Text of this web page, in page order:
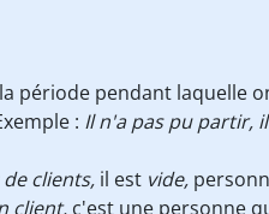
période pendant laquelle
: Il n'a pas pu partir,
clients, il est vide,
client, c'est une personne